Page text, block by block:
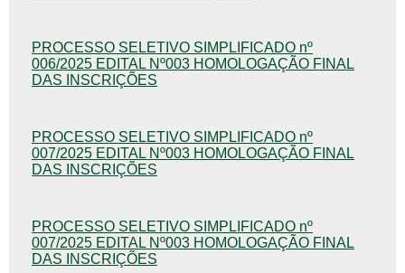
PROCESSO SELETIVO SIMPLIFICADO nº
006/2025 EDITAL Nº003 HOMOLOGAÇÃO FINAL
DAS INSCRIÇÕES
PROCESSO SELETIVO SIMPLIFICADO nº
007/2025 EDITAL Nº003 HOMOLOGAÇÃO FINAL
DAS INSCRIÇÕES
PROCESSO SELETIVO SIMPLIFICADO nº
007/2025 EDITAL Nº003 HOMOLOGAÇÃO FINAL
DAS INSCRIÇÕES